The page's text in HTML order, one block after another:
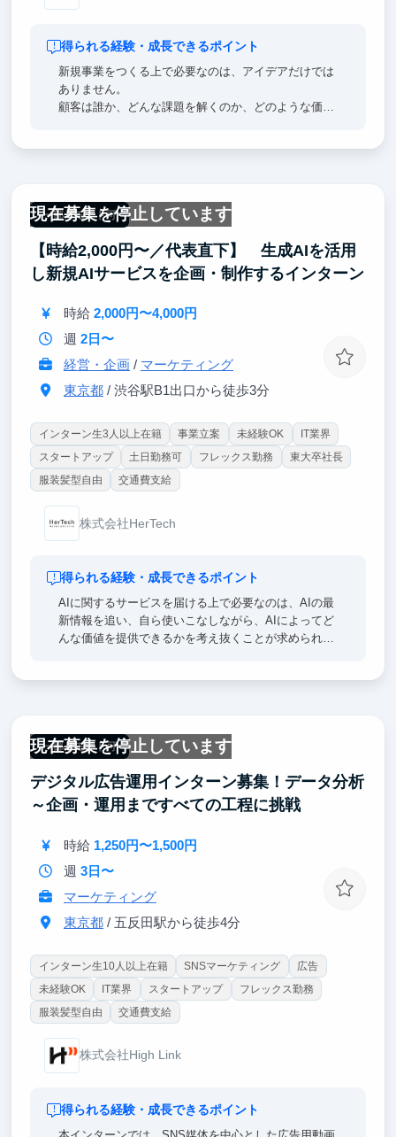
得られる経験・成長できるポイント
新規事業をつくる上で必要なのは、アイデアだけでは
ありません。
顧客は誰か、どんな課題を解くのか、どのような価値
に携わりたい方は、HerTechで事業づくりの実践経験
を積みましょう。
■ポジションのポイント
行・検証を担当
かを検証し、次の改善まで考案
断基準を体感
現在募集を停止しています
一部リモート可
【時給2,000円〜／代表直下】 生成AIを活用
し新規AIサービスを企画・制作するインターン
時給 2,000円〜4,000円
週 2日〜
経営・企画/ マーケティング
東京都/ 渋谷駅B1出口から徒歩3分
インターン生3人以上在籍 事業立案 未経験OK
IT業界
スタートアップ
土日勤務可 フレックス勤務
東大卒社長
服装髪型自由
交通費支給
株式会社HerTech
得られる経験・成長できるポイント
AIに関するサービスを届ける上で必要なのは、AIの最
新情報を追い、自ら使いこなしながら、AIによってど
んな価値を提供できるかを考え抜くことが求められま
■ポジションのポイント
◎ AI領域の最新動向を追い、自らツールを使いこなし
ながら、AI関連サービスの企画・制作を担当
◎ AIによって何が可能になるのか、ユーザーのどんな
課題を解決できるのかを整理し、コンテンツとしてア
◎ 代表や経営陣の意思決定に近い距離で、AI関連サ
現在募集を停止しています
一部リモート可
デジタル広告運用インターン募集！データ分析
～企画・運用まですべての工程に挑戦
時給 1,250円〜1,500円
週 3日〜
マーケティング
東京都/ 五反田駅から徒歩4分
インターン生10人以上在籍 SNSマーケティング
広告
未経験OK
IT業界 スタートアップ
フレックス勤務
服装髪型自由
交通費支給
株式会社High Link
得られる経験・成長できるポイント